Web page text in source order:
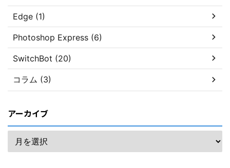
Edge (1)
Photoshop Express (6)
SwitchBot (20)
コラム (3)
アーカイブ